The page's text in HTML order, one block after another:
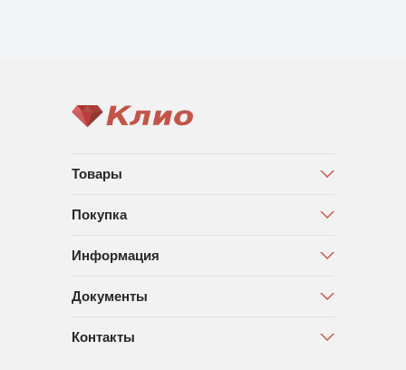
Товары
Покупка
Информация
Документы
Контакты